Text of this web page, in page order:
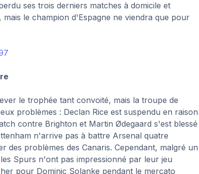
ses trois derniers matches à domicile et
le champion d'Espagne ne viendra que pour
le trophée tant convoité, mais la troupe de
problèmes : Declan Rice est suspendu en raison
contre Brighton et Martin Ødegaard s'est blessé
n'arrive pas à battre Arsenal quatre
des problèmes des Canaris. Cependant, malgré un
Spurs n'ont pas impressionné par leur jeu
pour Dominic Solanke pendant le mercato